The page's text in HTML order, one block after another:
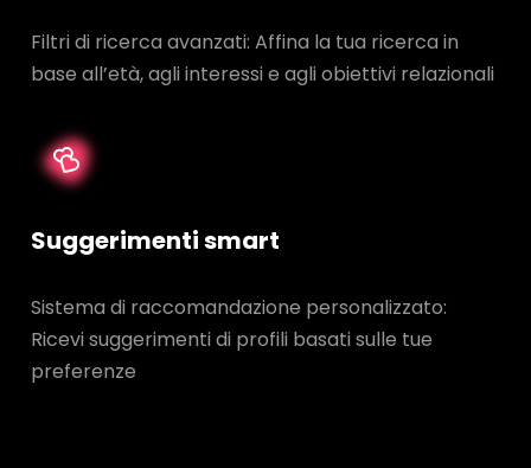
Filtri di ricerca avanzati: Affina la tua ricerca in
base all’età, agli interessi e agli obiettivi relazionali
Suggerimenti smart
Sistema di raccomandazione personalizzato:
Ricevi suggerimenti di profili basati sulle tue
preferenze